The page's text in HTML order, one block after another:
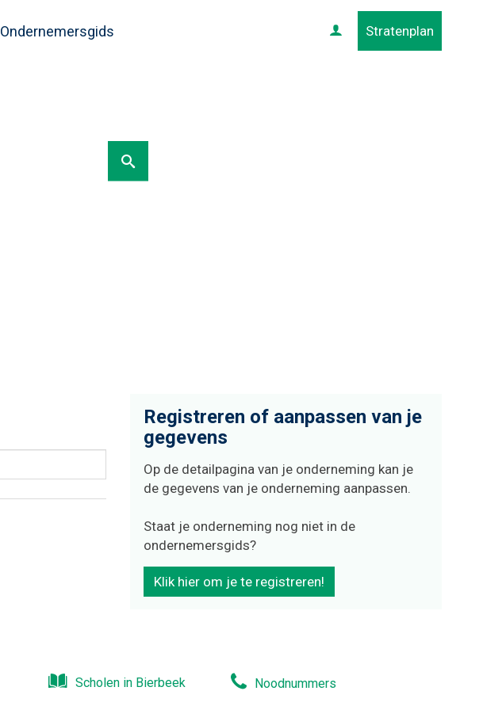
Ondernemersgids
Stratenplan
Profiel
Registreren of aanpassen van je
gegevens
Op de detailpagina van je onderneming kan je
de gegevens van je onderneming aanpassen.
Staat je onderneming nog niet in de
ondernemersgids?
Klik hier om je te registreren!
Scholen in Bierbeek Noodnummers